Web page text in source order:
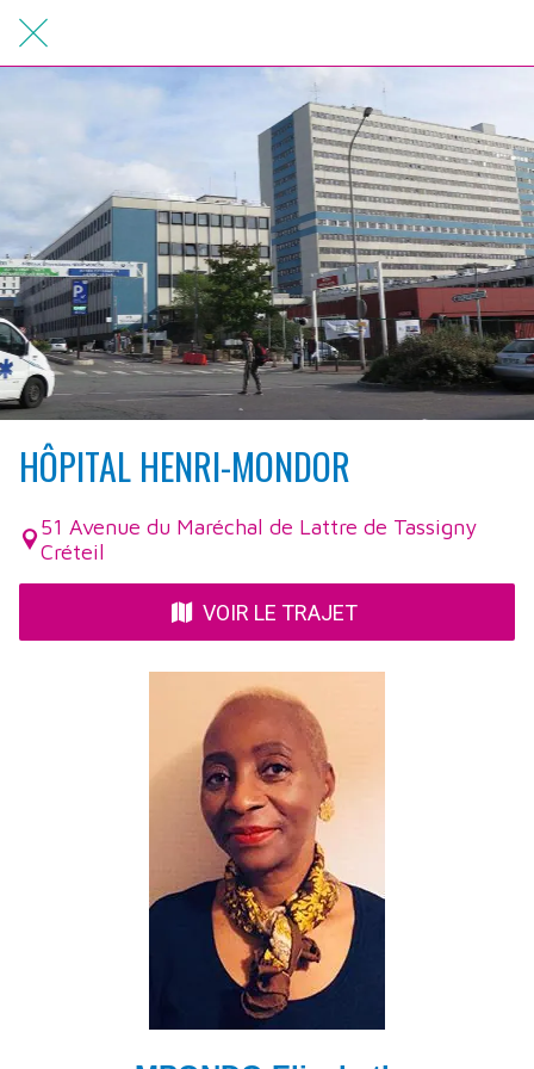
HÔPITAL HENRI-MONDOR
51 Avenue du Maréchal de Lattre de Tassigny
Créteil
VOIR LE TRAJET